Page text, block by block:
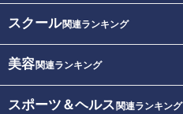
スクール関連ランキング
美容関連ランキング
スポーツ＆ヘルス 関連ランキング